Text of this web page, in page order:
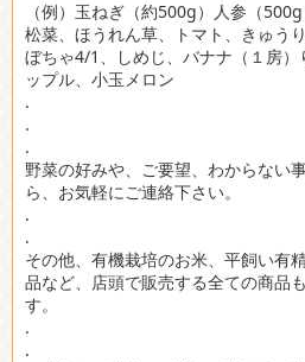
（例）玉ねぎ（約500g）人参（
松菜、ほうれん草、トマト、きゅう
ぼちゃ4/1、しめじ、バナナ（１房
ップル、小玉メロン
.
.
.
野菜の好みや、ご要望、わからない
ら、お気軽にご連絡下さい。
.
.
その他、有機栽培のお米、平飼い有
品など、店頭で販売する全ての商品
す。
.
.